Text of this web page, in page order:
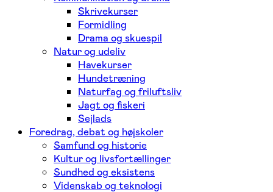
Skrivekurser
Formidling
Drama og skuespil
Natur og udeliv
Havekurser
Hundetræning
Naturfag og friluftsliv
Jagt og fiskeri
Sejlads
Foredrag, debat og højskoler
Samfund og historie
Kultur og livsfortællinger
Sundhed og eksistens
Videnskab og teknologi